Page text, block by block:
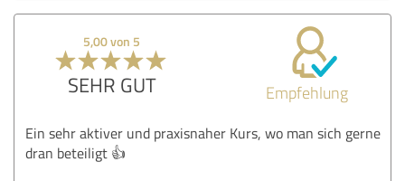
5,00 von 5
SEHR GUT Empfehlung
Ein sehr aktiver und praxisnaher Kurs, wo man sich gerne
dran beteiligt 👍